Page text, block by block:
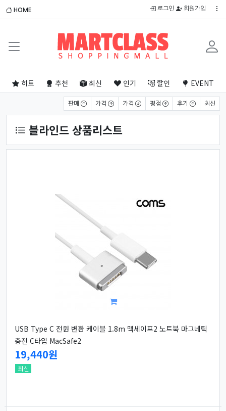
HOME 로그인 회원가입
히트 추천 최신 인기 할인 EVENT
판매 가격 가격 평점 후기 최신
블라인드 상품리스트
USB Type C 전원 변환 케이블 1.8m 맥세이프2 노트북 마그네틱
충전 C타입 MacSafe2
19,440원
최신